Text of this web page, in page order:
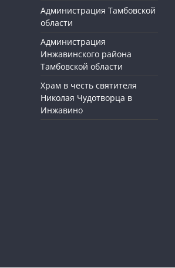
Администрация Тамбовской
области
Администрация
Инжавинского района
Тамбовской области
Храм в честь святителя
Николая Чудотворца в
Инжавино